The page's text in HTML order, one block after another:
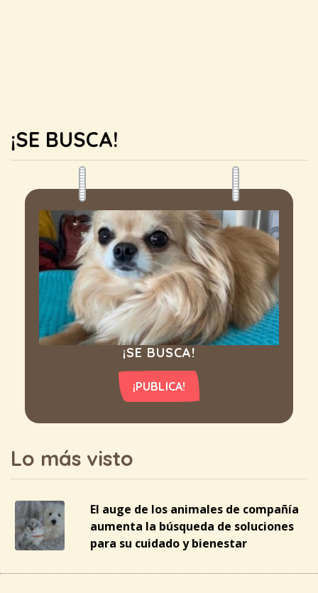
¡SE BUSCA!
¡SE BUSCA!
¡PUBLICA!
Lo más visto
El auge de los animales de compañía
aumenta la búsqueda de soluciones
para su cuidado y bienestar